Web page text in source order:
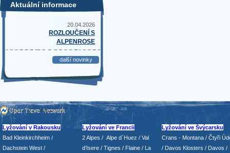
Aktuální informace
20.04.2026
ROZLOUČENÍ S
ALPENROSE
další novinky
Lyžování v Rakousku
Bad Kleinkirchheim /
Dachstein West /
Lyžování ve Francii
2 Alpes / Alpe d´Huez / Val
d’Isere / Tignes / Flaine / La
Lyžování ve Švýcarsku
Crans - Montana / Čtyři
/ Davos Klosters / Davos /